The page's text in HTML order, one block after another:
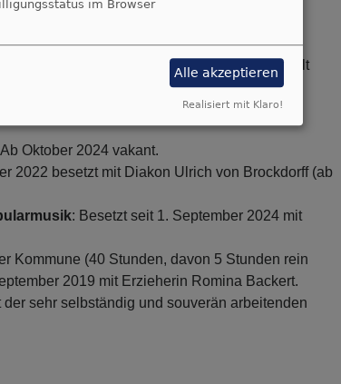
2024 eine weitere
Popularmusik in Ebersdorf angesiedelt
Teams
Oktober 2024 vakant.
2022 besetzt mit Diakon Ulrich von Brockdorff (ab
: Besetzt seit 1. September 2024 mit
Kommune (40 Stunden, davon 5 Stunden rein
2019 mit Erzieherin Romina Backert.
der sehr selbständig und souverän arbeitenden
im Browser
Alle akzeptieren
Realisiert mit Klaro!